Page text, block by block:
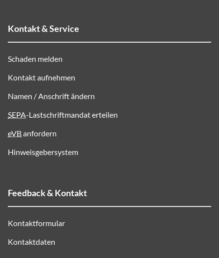
Kontakt & Service
Schaden melden
Kontakt aufnehmen
Namen / Anschrift ändern
SEPA-Lastschriftmandat erteilen
eVBanfordern
Hinweisgebersystem
Feedback & Kontakt
Kontaktformular
Kontaktdaten